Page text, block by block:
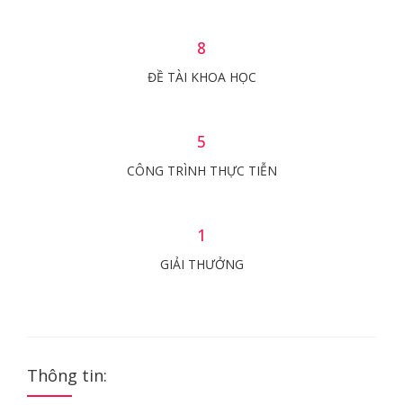
8
ĐỀ TÀI KHOA HỌC
5
CÔNG TRÌNH THỰC TIỄN
1
GIẢI THƯỞNG
Thông tin: